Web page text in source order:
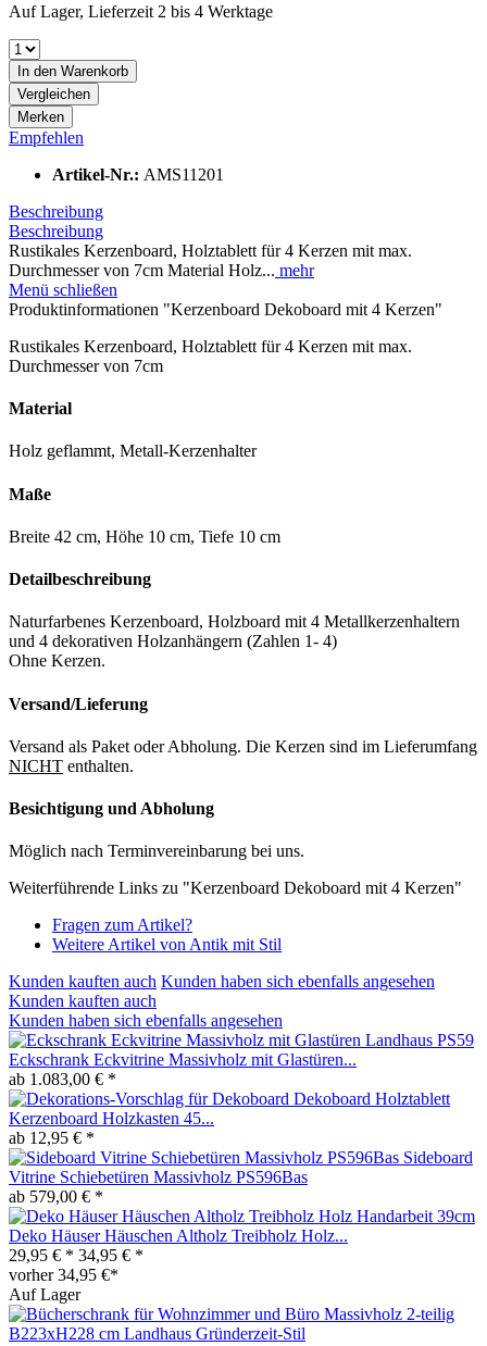
Auf Lager, Lieferzeit 2 bis 4 Werktage
In den Warenkorb
Vergleichen
Merken
Empfehlen
Artikel-Nr.: AMS11201
Beschreibung
Beschreibung
Rustikales Kerzenboard, Holztablett für 4 Kerzen mit max.
Durchmesser von 7cm Material Holz... mehr
Menü schließen
Produktinformationen "Kerzenboard Dekoboard mit 4 Kerzen"
Rustikales Kerzenboard, Holztablett für 4 Kerzen mit max.
Durchmesser von 7cm
Material
Holz geflammt, Metall-Kerzenhalter
Maße
Breite 42 cm, Höhe 10 cm, Tiefe 10 cm
Detailbeschreibung
Naturfarbenes Kerzenboard, Holzboard mit 4 Metallkerzenhaltern
und 4 dekorativen Holzanhängern (Zahlen 1- 4)
Ohne Kerzen.
Versand/Lieferung
Versand als Paket oder Abholung. Die Kerzen sind im Lieferumfang
NICHT enthalten.
Besichtigung und Abholung
Möglich nach Terminvereinbarung bei uns.
Weiterführende Links zu "Kerzenboard Dekoboard mit 4 Kerzen"
Fragen zum Artikel?
Weitere Artikel von Antik mit Stil
Kunden kauften auch Kunden haben sich ebenfalls angesehen
Kunden kauften auch
Kunden haben sich ebenfalls angesehen
Eckschrank Eckvitrine Massivholz mit Glastüren...
ab 1.083,00 € *
Dekoboard Holztablett
Kerzenboard Holzkasten 45...
ab 12,95 € *
Sideboard
Vitrine Schiebetüren Massivholz PS596Bas
ab 579,00 € *
Deko Häuser Häuschen Altholz Treibholz Holz...
29,95 € * 34,95 € *
vorher 34,95 €*
Auf Lager